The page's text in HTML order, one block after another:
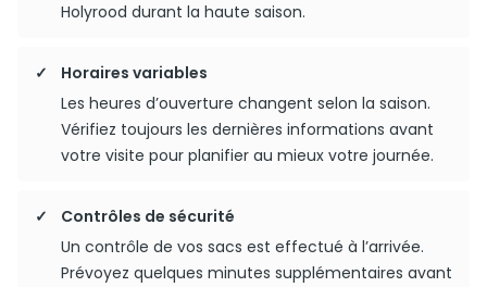
Holyrood durant la haute saison.
Horaires variables
Les heures d’ouverture changent selon la saison.
Vérifiez toujours les dernières informations avant
votre visite pour planifier au mieux votre journée.
Contrôles de sécurité
Un contrôle de vos sacs est effectué à l’arrivée.
Prévoyez quelques minutes supplémentaires avant